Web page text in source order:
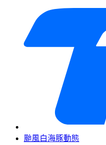
颱風白海豚動態